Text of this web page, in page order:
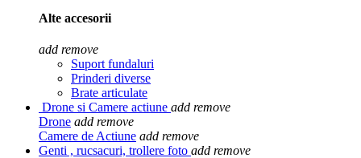
Alte accesorii
add remove
Suport fundaluri
Prinderi diverse
Brate articulate
Drone si Camere actiune add remove
Drone add remove
Camere de Actiune add remove
Genti , rucsacuri, trollere foto add remove